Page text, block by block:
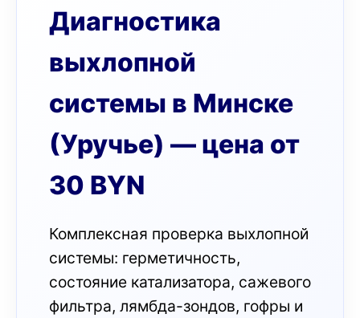
Диагностика
выхлопной
системы в Минске
(Уручье) — цена от
30 BYN
Комплексная проверка выхлопной
системы: герметичность,
состояние катализатора, сажевого
фильтра, лямбда-зондов, гофры и